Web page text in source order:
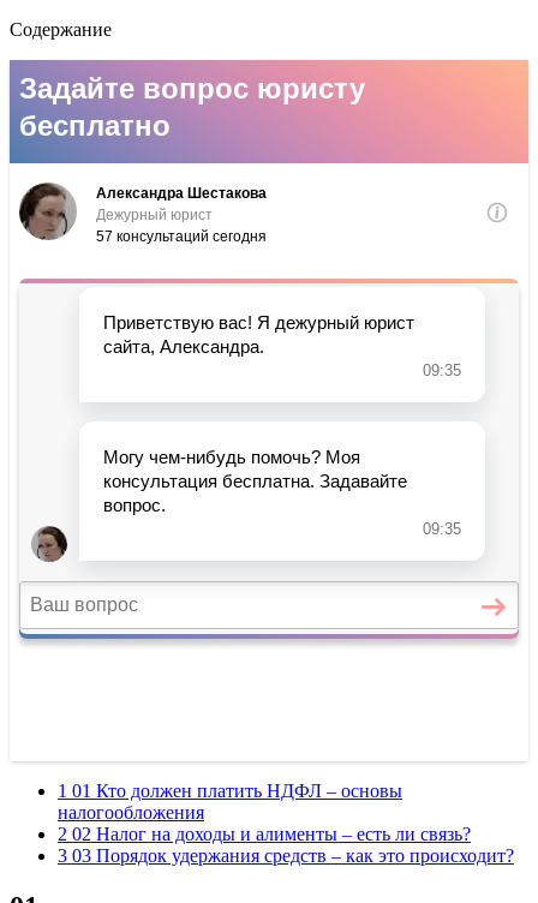
Содержание
1 01 Кто должен платить НДФЛ – основы
налогообложения
2 02 Налог на доходы и алименты – есть ли связь?
3 03 Порядок удержания средств – как это происходит?